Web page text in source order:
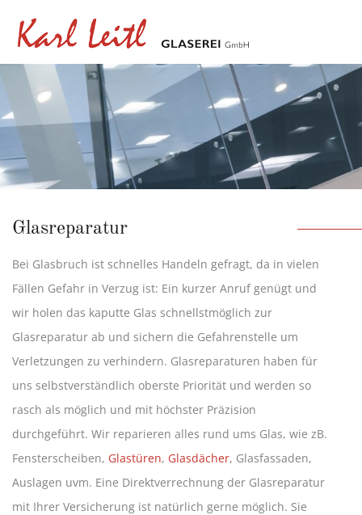
Glasreparatur
Bei Glasbruch ist schnelles Handeln gefragt, da in vielen
Fällen Gefahr in Verzug ist: Ein kurzer Anruf genügt und
wir holen das kaputte Glas schnellstmöglich zur
Glasreparatur ab und sichern die Gefahrenstelle um
Verletzungen zu verhindern. Glasreparaturen haben für
uns selbstverständlich oberste Priorität und werden so
rasch als möglich und mit höchster Präzision
durchgeführt. Wir reparieren alles rund ums Glas, wie zB.
Fensterscheiben, Glastüren, Glasdächer, Glasfassaden,
Auslagen uvm. Eine Direktverrechnung der Glasreparatur
mit Ihrer Versicherung ist natürlich gerne möglich. Sie